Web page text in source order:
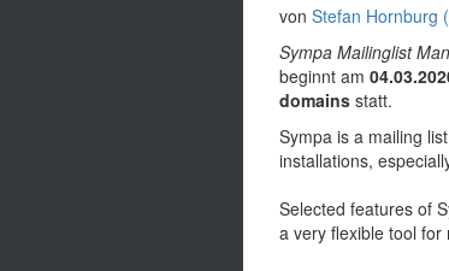
von Stefan Hornburg
Sympa Mailinglist
beginnt am
domains statt.
Sympa is a mailing
installations,
Selected features of
a very flexible tool for